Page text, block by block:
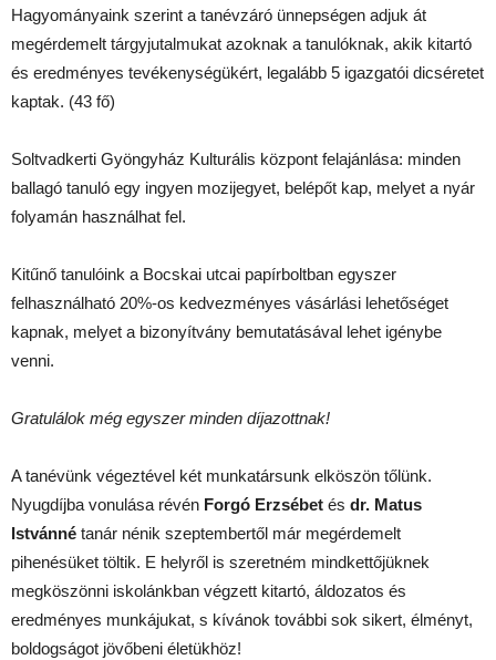
Hagyományaink szerint a tanévzáró ünnepségen adjuk át
megérdemelt tárgyjutalmukat azoknak a tanulóknak, akik kitartó
és eredményes tevékenységükért, legalább 5 igazgatói dicséretet
kaptak. (43 fő)
Soltvadkerti Gyöngyház Kulturális központ felajánlása: minden
ballagó tanuló egy ingyen mozijegyet, belépőt kap, melyet a nyár
folyamán használhat fel.
Kitűnő tanulóink a Bocskai utcai papírboltban egyszer
felhasználható 20%-os kedvezményes vásárlási lehetőséget
kapnak, melyet a bizonyítvány bemutatásával lehet igénybe
venni.
Gratulálok még egyszer minden díjazottnak!
A tanévünk végeztével két munkatársunk elköszön tőlünk.
Nyugdíjba vonulása révén Forgó Erzsébet és dr. Matus
Istvánné tanár nénik szeptembertől már megérdemelt
pihenésüket töltik. E helyről is szeretném mindkettőjüknek
megköszönni iskolánkban végzett kitartó, áldozatos és
eredményes munkájukat, s kívánok további sok sikert, élményt,
boldogságot jövőbeni életükhöz!